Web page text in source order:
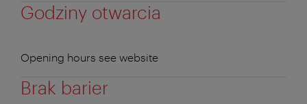
Godziny otwarcia
Opening hours see website
Brak barier